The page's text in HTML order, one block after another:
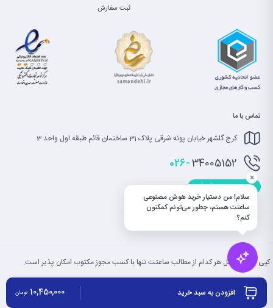
افزودن به سبد خرید 10,450,000 تومان
ثبت سفارش
تماس با ما
کرج گلشهر خیابان پونه شرقی پلاک 31 ساختمان قائم طبقه اول واحد 3
026-34005152
info@saatet.com
کپی بخش یا کل هر کدام از مطالب ساعتت تنها با کسب مجوز مکتوب امکان پذیر است.
سلام! من دستیار خرید هوش مصنوعی
ساعتت هستم، چطور می‌تونم کمکتون
کنم؟
×